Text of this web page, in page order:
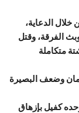
خلال الدعاية،
الفرقة، وقتل
متكاملة
وضعف البصيرة
كفيل بإزهاق